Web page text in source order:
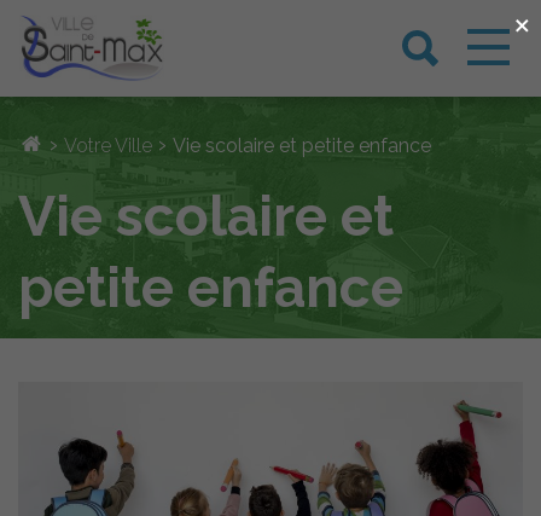
› Votre Ville › Vie scolaire et petite enfance
Vie scolaire et
petite enfance
×